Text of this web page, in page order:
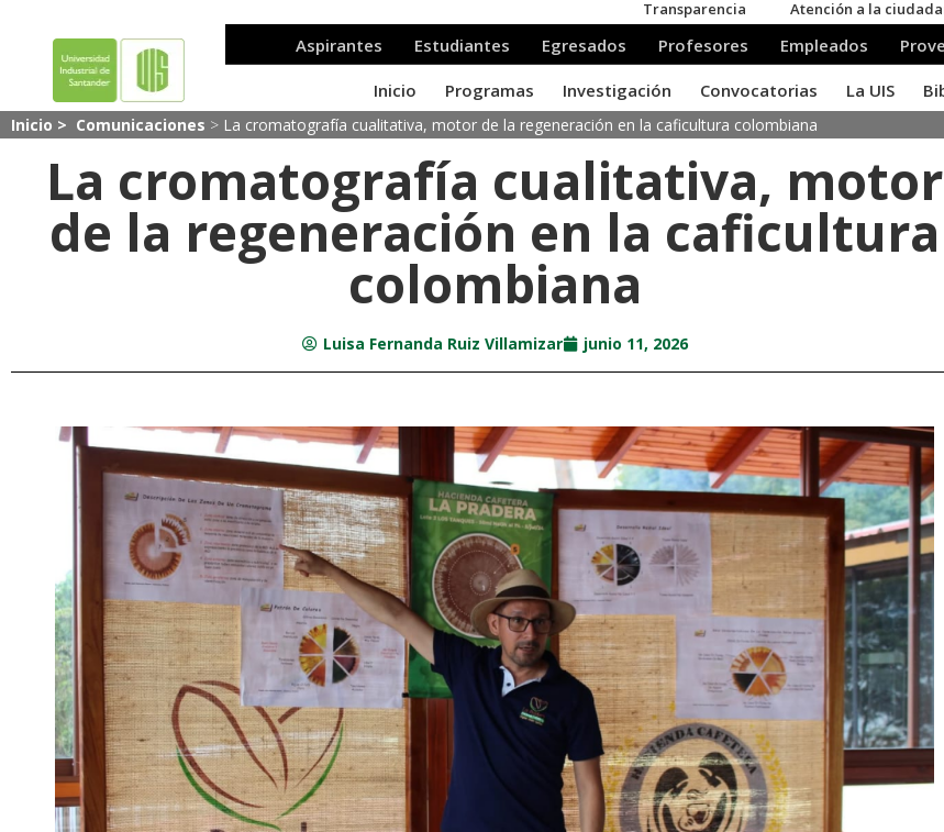
Inicio > Comunicaciones > La cromatografía cualitativa, motor de la regeneración en la caficultura colombiana
La cromatografía cualitativa, motor
de la regeneración en la caficultura
colombiana
Luisa Fernanda Ruiz Villamizar junio 11, 2026